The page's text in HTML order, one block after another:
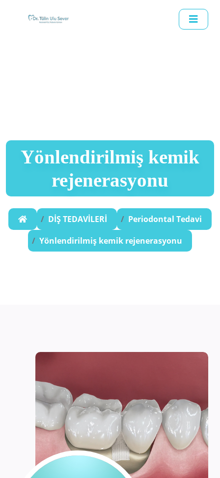
Yönlendirilmiş kemik
rejenerasyonu
DİŞ TEDAVİLERİ
Periodontal Tedavi
Yönlendirilmiş kemik rejenerasyonu